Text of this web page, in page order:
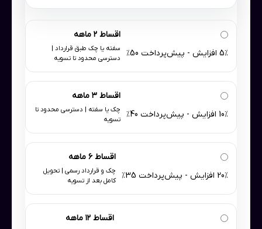
اقساط ۲ ماهه
5٪ افزایش - پیش‌پرداخت 50٪
سفته یا چک طبق قرارداد |
دسترسی محدود تا تسویه
اقساط ۳ ماهه
10٪ افزایش - پیش‌پرداخت 40٪
چک یا سفته | دسترسی محدود تا
تسویه
اقساط ۶ ماهه
20٪ افزایش - پیش‌پرداخت 35٪
چک و قرارداد رسمی | تحویل
کامل بعد از تسویه
اقساط ۱۲ ماهه